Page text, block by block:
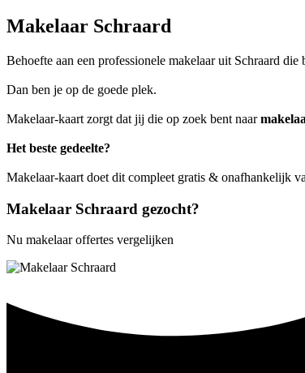
Makelaar Schraard
Behoefte aan een professionele makelaar uit Schraard
Dan ben je op de goede plek.
Makelaar-kaart zorgt dat jij die op zoek bent naar
Het beste gedeelte?
Makelaar-kaart doet dit compleet gratis & onafhankelijk
Makelaar Schraard gezocht?
Nu makelaar offertes vergelijken